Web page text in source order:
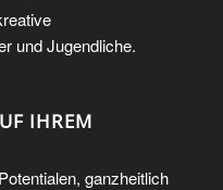
und Jugendliche.
IHREM
ganzheitlich